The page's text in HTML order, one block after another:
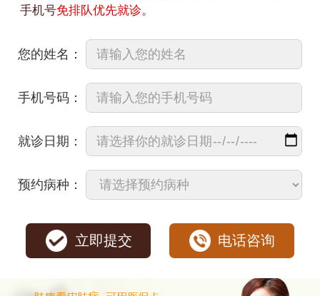
手机号免排队优先就诊。
您的姓名：
手机号码：
就诊日期：
预约病种：
立即提交 电话咨询